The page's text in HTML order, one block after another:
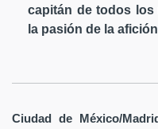
capitán de todos los
la pasión de la
Ciudad de México/